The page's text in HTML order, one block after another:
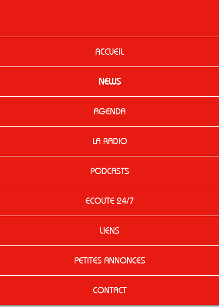
ACCUEIL
NEWS
AGENDA
LA RADIO
PODCASTS
ECOUTE 24/7
LIENS
PETITES ANNONCES
CONTACT